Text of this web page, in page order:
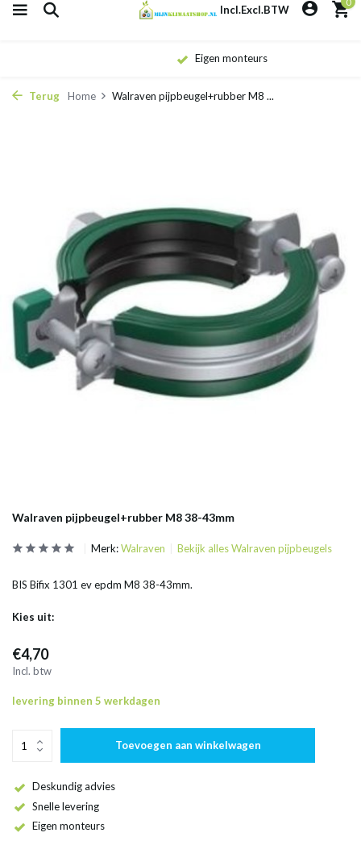
Incl.Excl.BTW
Eigen monteurs
Terug Home Walraven pijpbeugel+rubber M8 ...
Walraven pijpbeugel+rubber M8 38-43mm
Merk:Walraven Bekijk alles Walraven pijpbeugels
BIS Bifix 1301 ev epdm M8 38-43mm.
Kies uit:
€4,70
Incl. btw
levering binnen 5 werkdagen
Toevoegen aan winkelwagen
Deskundig advies
Snelle levering
Eigen monteurs